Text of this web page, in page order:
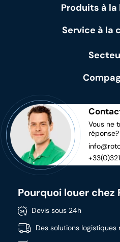
Produits à
Service à la
Vous ne
réponse?
Pourquoi louer chez
Devis sous 24h
Des solutions logistiques